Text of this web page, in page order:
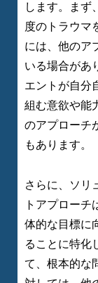
します。まず
度のトラウマ
には、他のア
いる場合があ
エントが自分
組む意欲や能
のアプローチ
もあります。
さらに、ソリ
トアプローチ
体的な目標に
ることに特化
て、根本的な